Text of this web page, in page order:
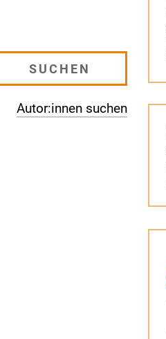
Autor:innen suchen